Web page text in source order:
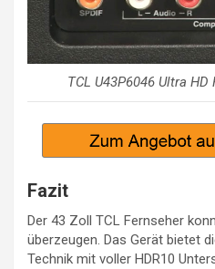
TCL U43P6046 Ultra
Fazit
Der 43 Zoll TCL Fernseher
überzeugen. Das Gerät bietet
Technik mit voller HDR10